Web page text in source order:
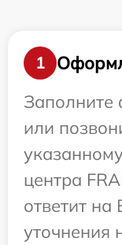
1
Заполните
или
центра
ответит
уточнения